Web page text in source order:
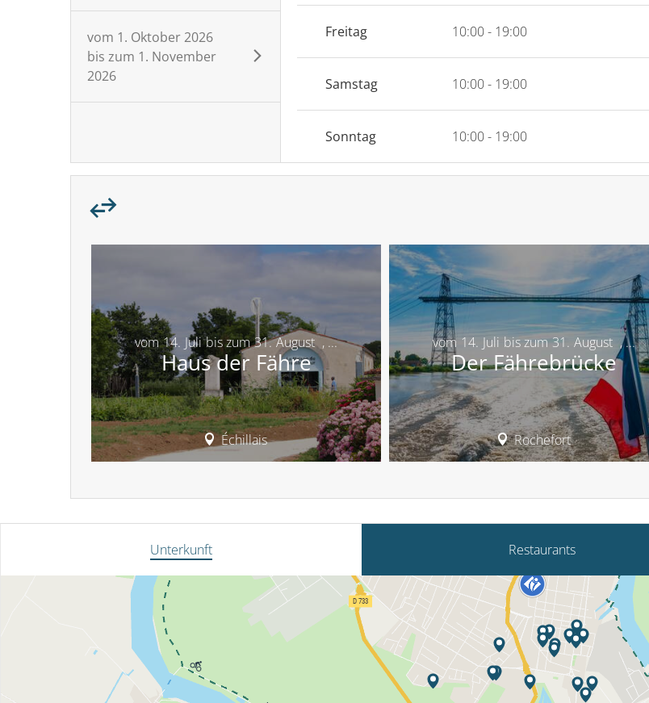
vom 1. Oktober 2026
bis zum 1. November
2026
Freitag 10:00 - 19:00
Samstag 10:00 - 19:00
Sonntag 10:00 - 19:00
vom 14. Juli bis zum 31. August ,...
Haus der Fähre
Échillais
vom 14. Juli bis zum 31. August ,...
Der Fährebrücke
Rochefort
Unterkunft Restaurants